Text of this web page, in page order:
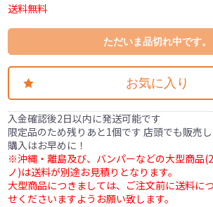
送料無料
ただいま品切れ中です。
お気に入り
入金確認後2日以内に発送可能です
限定品のため残りあと1個です 店頭でも販売
購入はお早めに！
※沖縄・離島及び、バンパーなどの大型商品
ノ)は送料が別途お見積りとなります。
大型商品につきましては、ご注文前に送料に
せくださいますようお願い致します。